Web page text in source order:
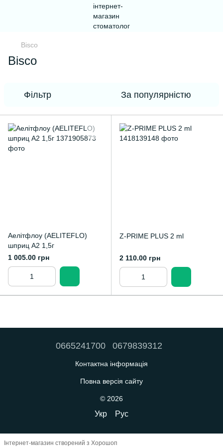
Bisco
Bisco
Фільтр За популярністю
Аелітфлоу (AELITEFLO)
шприц А2 1,5г
1 005.00 грн
Z-PRIME PLUS 2 ml
2 110.00 грн
0665241700 0679839312
Контактна інформація
Повна версія сайту
© 2026
Укр Рус
Інтернет-магазин створений з Хорошоп